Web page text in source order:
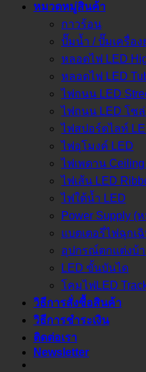
หมวดหมู่สินค้า
กาวร้อน
ปั๊มน้ำ / ปั๊มเครื่อ
หลอดไฟ LED
หลอดไฟ LED
ไฟถนน LED
ไฟถนน LED โซล่
ไฟสปอร์ตไลท์
ไฟอุโมงค์ LED
ไฟเพดาน
ไฟเส้น LED
ไฟใต้น้ำ LED
Power Supply (
แบตเตอรี่ไฟฉุกเ
อุปกรณ์ตกแต่งบ้
LED ขั้นบันได
โคมไฟLED
วิธีการสั่งซื้อสินค้า
วิธีการชำระเงิน
ติดต่อเรา
Newsletter